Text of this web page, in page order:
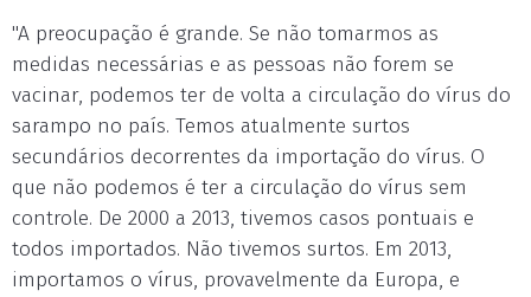
"A preocupação é grande. Se não tomarmos as
medidas necessárias e as pessoas não forem se
vacinar, podemos ter de volta a circulação do vírus do
sarampo no país. Temos atualmente surtos
secundários decorrentes da importação do vírus. O
que não podemos é ter a circulação do vírus sem
controle. De 2000 a 2013, tivemos casos pontuais e
todos importados. Não tivemos surtos. Em 2013,
importamos o vírus, provavelmente da Europa, e